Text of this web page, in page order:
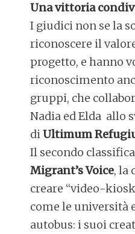
Una vittoria
I giudici non se la
riconoscere il
progetto, e hanno
riconoscimento
gruppi, che
Nadia ed Elda allo
diUltimum
Il secondo
Migrant’s Voice, la
creare “video-
come le università
autobus: i suoi